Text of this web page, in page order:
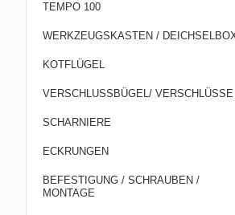
TEMPO 100
WERKZEUGSKASTEN /
KOTFLÜGEL
VERSCHLUSSBÜGEL/ VERSCHLÜSSE
SCHARNIERE
ECKRUNGEN
BEFESTIGUNG / SCHRAUBEN /
MONTAGE